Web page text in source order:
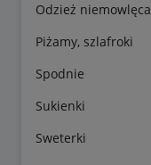
Odzież niemowlęca
Piżamy, szlafroki
Spodnie
Sukienki
Sweterki